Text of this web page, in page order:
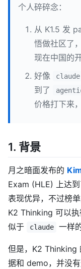
个人碎碎念：
从 K1.5 发
悟做社区了
现在中国的
好像
claude
到了
价格打下来
1. 背景
月之暗面发布的
Exam (HLE) 上达
表现优异，不过榜
K2 Thinking 可以
似于
claude 一样
但是，K2 Thinking
据和 demo，并没